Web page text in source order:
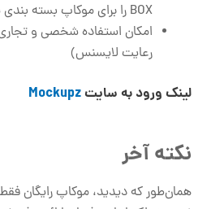
BOX را برای موکاپ بسته بندی سرچ کنید)
امکان استفاده شخصی و تجاری
رعایت لایسنس)
لینک ورود به سایتMockupz
نکته آخر
همان‌طور که دیدید، موکاپ رایگان